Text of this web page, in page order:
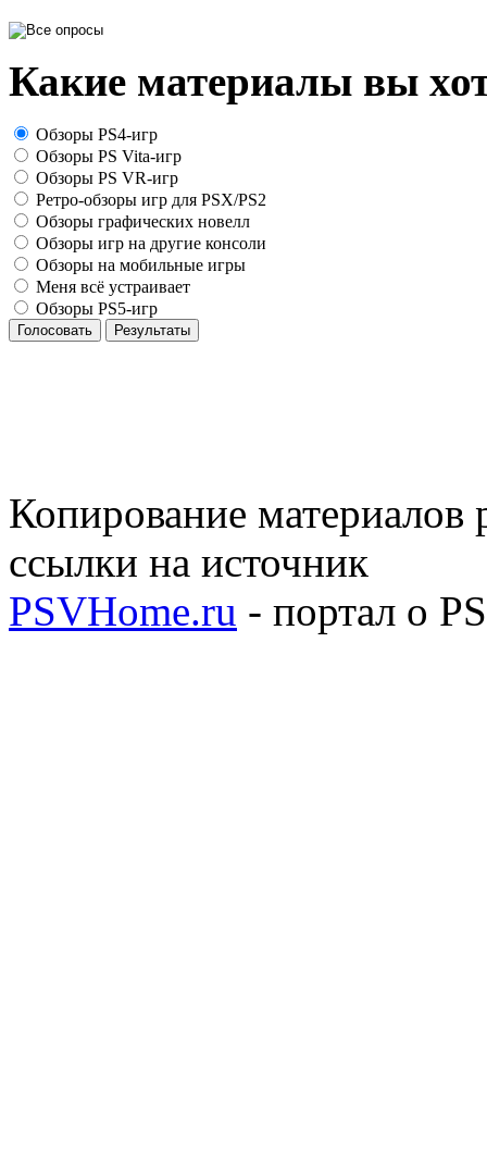
Какие материалы вы
Обзоры PS4-игр
Обзоры PS Vita-игр
Обзоры PS VR-игр
Ретро-обзоры игр для PSX/PS2
Обзоры графических новелл
Обзоры игр на другие консоли
Обзоры на мобильные игры
Меня всё устраивает
Обзоры PS5-игр
Голосовать Результаты
Копирование материалов
ссылки на источник
PSVHome.ru - портал о